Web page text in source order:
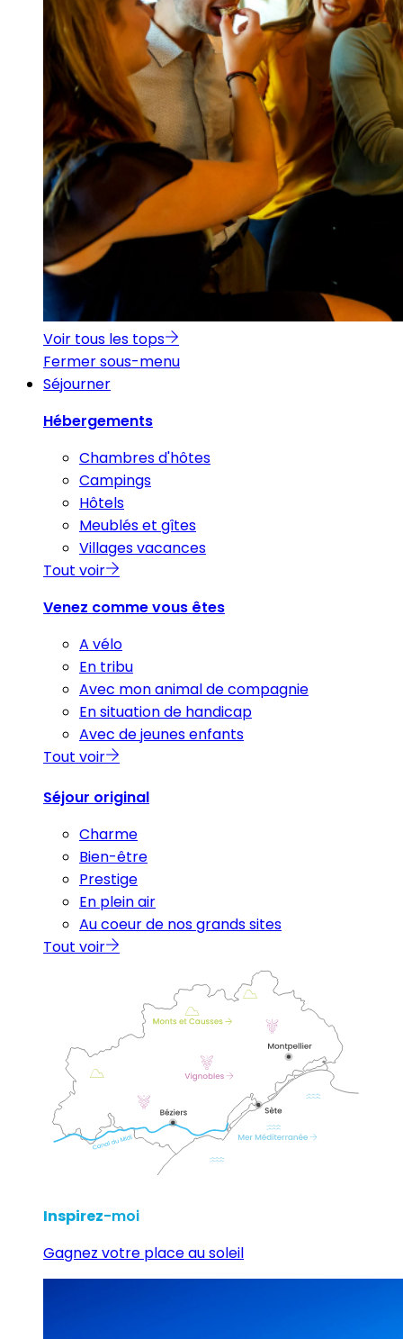
Voir tous les tops
Fermer sous-menu
Séjourner
Hébergements
Chambres d'hôtes
Campings
Hôtels
Meublés et gîtes
Villages vacances
Tout voir
Venez comme vous êtes
A vélo
En tribu
Avec mon animal de compagnie
En situation de handicap
Avec de jeunes enfants
Tout voir
Séjour original
Charme
Bien-être
Prestige
En plein air
Au coeur de nos grands sites
Tout voir
Inspirez-moi
Gagnez votre place au soleil